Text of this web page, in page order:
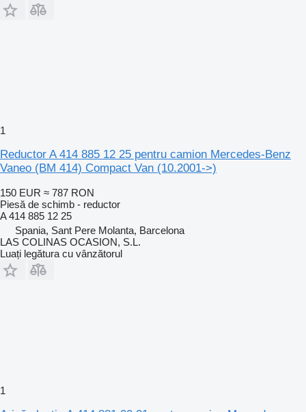
1
Reductor A 414 885 12 25 pentru camion Mercedes-Benz
Vaneo (BM 414) Compact Van (10.2001->)
150 EUR ≈ 787 RON
Piesă de schimb - reductor
A 414 885 12 25
Spania, Sant Pere Molanta, Barcelona
LAS COLINAS OCASION, S.L.
Luați legătura cu vânzătorul
1